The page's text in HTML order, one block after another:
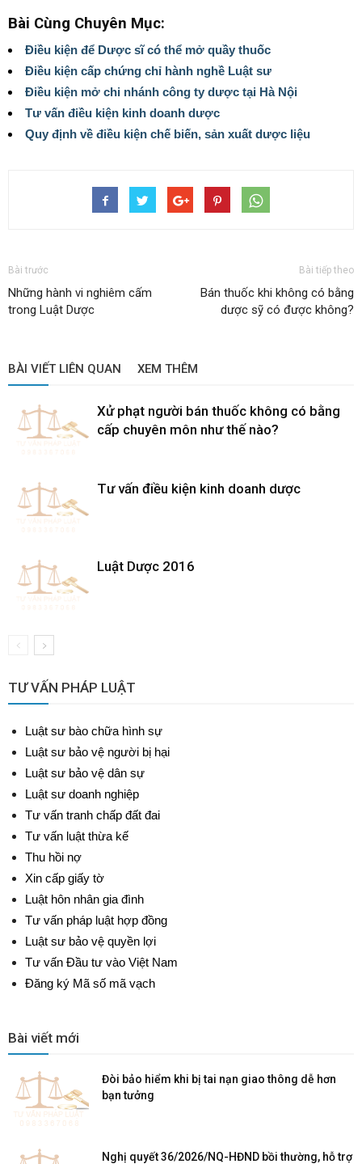
Bài Cùng Chuyên Mục:
Điều kiện để Dược sĩ có thể mở quầy thuốc
Điều kiện cấp chứng chỉ hành nghề Luật sư
Điều kiện mở chi nhánh công ty dược tại Hà Nội
Tư vấn điều kiện kinh doanh dược
Quy định về điều kiện chế biến, sản xuất dược liệu
Bài trước
Những hành vi nghiêm cấm
trong Luật Dược
Bài tiếp theo
Bán thuốc khi không có bằng
dược sỹ có được không?
BÀI VIẾT LIÊN QUAN XEM THÊM
Xử phạt người bán thuốc không có bằng
cấp chuyên môn như thế nào?
Tư vấn điều kiện kinh doanh dược
Luật Dược 2016
TƯ VẤN PHÁP LUẬT
Luật sư bào chữa hình sự
Luật sư bảo vệ người bị hại
Luật sư bảo vệ dân sự
Luật sư doanh nghiệp
Tư vấn tranh chấp đất đai
Tư vấn luật thừa kế
Thu hồi nợ
Xin cấp giấy tờ
Luật hôn nhân gia đình
Tư vấn pháp luật hợp đồng
Luật sư bảo vệ quyền lợi
Tư vấn Đầu tư vào Việt Nam
Đăng ký Mã số mã vạch
Bài viết mới
Đòi bảo hiểm khi bị tai nạn giao thông dễ hơn
bạn tưởng
Nghị quyết 36/2026/NQ-HĐND bồi thường, hỗ trợ